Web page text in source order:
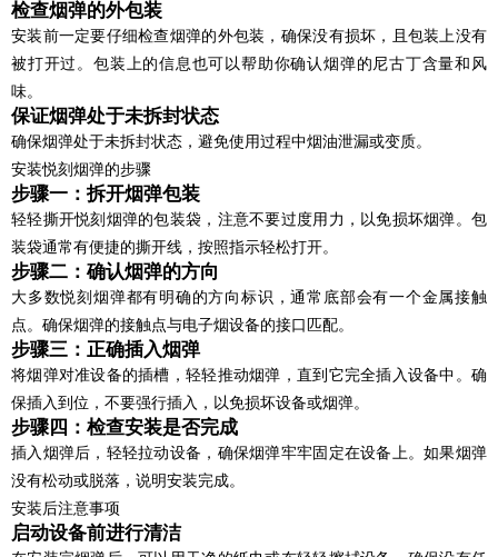
检查烟弹的外包装
安装前一定要仔细检查烟弹的外包装，确保没有损坏，且包装上没有
被打开过。包装上的信息也可以帮助你确认烟弹的尼古丁含量和风
味。
保证烟弹处于未拆封状态
确保烟弹处于未拆封状态，避免使用过程中烟油泄漏或变质。
安装悦刻烟弹的步骤
步骤一：拆开烟弹包装
轻轻撕开悦刻烟弹的包装袋，注意不要过度用力，以免损坏烟弹。包
装袋通常有便捷的撕开线，按照指示轻松打开。
步骤二：确认烟弹的方向
大多数悦刻烟弹都有明确的方向标识，通常底部会有一个金属接触
点。确保烟弹的接触点与电子烟设备的接口匹配。
步骤三：正确插入烟弹
将烟弹对准设备的插槽，轻轻推动烟弹，直到它完全插入设备中。确
保插入到位，不要强行插入，以免损坏设备或烟弹。
步骤四：检查安装是否完成
插入烟弹后，轻轻拉动设备，确保烟弹牢牢固定在设备上。如果烟弹
没有松动或脱落，说明安装完成。
安装后注意事项
启动设备前进行清洁